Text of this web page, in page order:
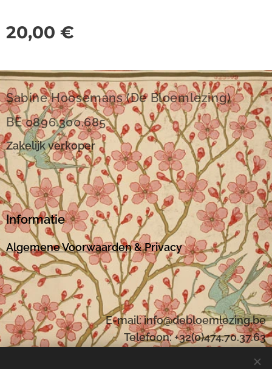
20,00 €
Sabine Hoosemans (De Bloemlezing)
BE 0896.300.685
Zakelijk verkoper
Informatie
Algemene Voorwaarden& Privacy
E-mail:info@debloemlezing.be
Telefoon: +32(0)474.70.37.63